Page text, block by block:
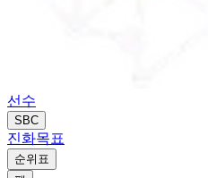
선수
SBC
진화목표
순위표